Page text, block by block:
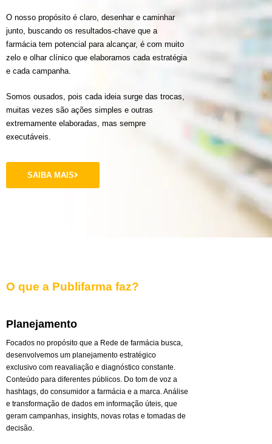
O nosso propósito é claro, desenhar e caminhar
junto, buscando os resultados-chave que a
farmácia tem potencial para alcançar, é com muito
zelo e olhar clínico que elaboramos cada estratégia
e cada campanha.
Somos ousados, pois cada ideia surge das trocas,
muitas vezes são ações simples e outras
extremamente elaboradas, mas sempre
executáveis.
SAIBA MAIS
O que a Publifarma faz?
Planejamento
Focados no propósito que a Rede de farmácia busca,
desenvolvemos um planejamento estratégico
exclusivo com reavaliação e diagnóstico constante.
Conteúdo para diferentes públicos. Do tom de voz a
hashtags, do consumidor a farmácia e a marca. Análise
e transformação de dados em informação úteis, que
geram campanhas, insights, novas rotas e tomadas de
decisão.